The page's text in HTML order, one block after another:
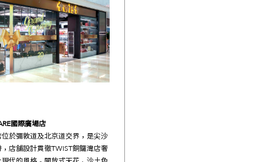
國際廣場店
於彌敦道及北京道交界，是尖沙
店舖設計貫徹TWIST銅鑼灣店奢